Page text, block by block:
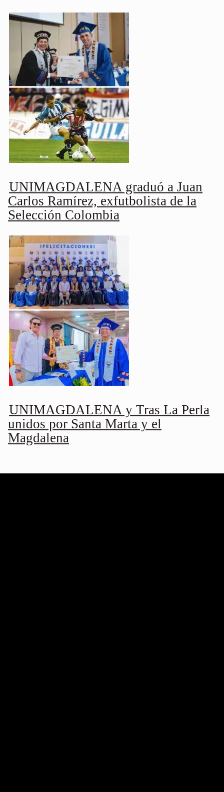
UNIMAGDALENA graduó a Juan
Carlos Ramírez, exfutbolista de la
Selección Colombia
UNIMAGDALENA y Tras La Perla
unidos por Santa Marta y el
Magdalena